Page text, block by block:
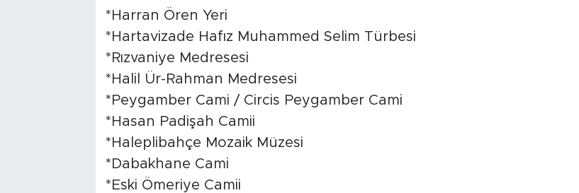
*Harran Ören Yeri
*Hartavizade Hafız Muhammed Selim Türbesi
*Rızvaniye Medresesi
*Halil Ür-Rahman Medresesi
*Peygamber Cami / Circis Peygamber Cami
*Hasan Padişah Camii
*Haleplibahçe Mozaik Müzesi
*Dabakhane Cami
*Eski Ömeriye Camii